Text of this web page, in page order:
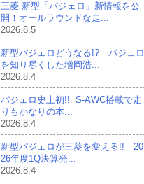
三菱 新型「パジェロ」新情報を公
開！オールラウンドな走...
2026.8.5
新型パジェロどうなる!? パジェロ
を知り尽くした増岡浩...
2026.8.4
パジェロ史上初!! S-AWC搭載で走
りもかなりの本...
2026.8.4
新型パジェロが三菱を変える!! 20
26年度1Q決算発...
2026.8.4